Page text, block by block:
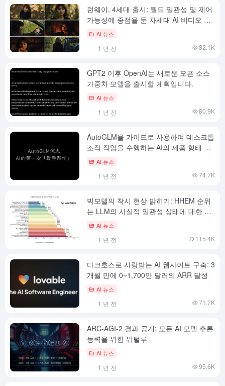
런웨이, 4세대 출시: 월드 일관성 및 제어
가능성에 중점을 둔 차세대 AI 비디오 세
대 모델 출시
AI 뉴스
1 년 전 82.1K
GPT2 이후 OpenAI는 새로운 오픈 소스
가중치 모델을 출시할 계획입니다.
AI 뉴스
1 년 전 80.9K
AutoGLM을 가이드로 사용하여 데스크톱
조작 작업을 수행하는 AI의 제품 형태 분
석하기AI 뉴스
1 년 전 74.7K
빅모델의 착시 현상 밝히기: HHEM 순위
는 LLM의 사실적 일관성 상태에 대한 인
사이트를 제공합니다.
AI 뉴스
1 년 전 115.4K
다크호스로 사랑받는 AI 웹사이트 구축: 3
개월 만에 0~1,700만 달러의 ARR 달성
AI 뉴스
1 년 전 71.7K
ARC-AGI-2 결과 공개: 모든 AI 모델 추론
능력을 위한 워털루
AI 뉴스
1 년 전 95.6K